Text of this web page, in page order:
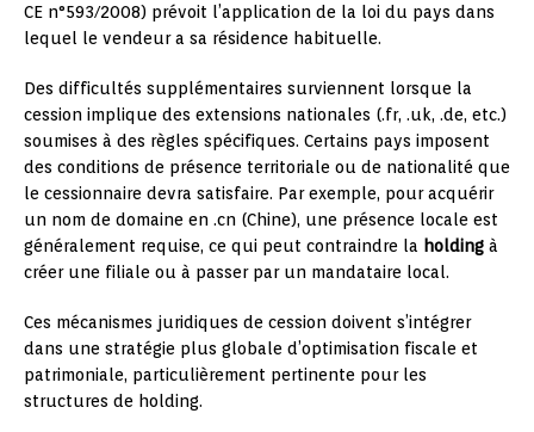
CE n°593/2008) prévoit l’application de la loi du pays dans
lequel le vendeur a sa résidence habituelle.
Des difficultés supplémentaires surviennent lorsque la
cession implique des extensions nationales (.fr, .uk, .de, etc.)
soumises à des règles spécifiques. Certains pays imposent
des conditions de présence territoriale ou de nationalité que
le cessionnaire devra satisfaire. Par exemple, pour acquérir
un nom de domaine en .cn (Chine), une présence locale est
généralement requise, ce qui peut contraindre la holding à
créer une filiale ou à passer par un mandataire local.
Ces mécanismes juridiques de cession doivent s’intégrer
dans une stratégie plus globale d’optimisation fiscale et
patrimoniale, particulièrement pertinente pour les
structures de holding.